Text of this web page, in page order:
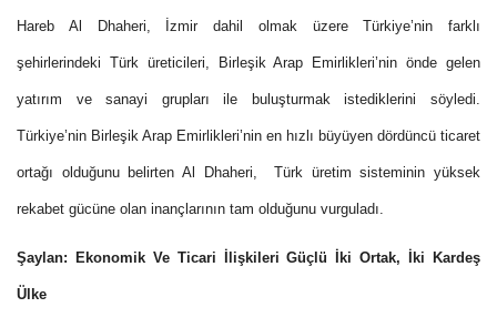
Hareb Al Dhaheri, İzmir dahil olmak üzere Türkiye’nin farklı
şehirlerindeki Türk üreticileri, Birleşik Arap Emirlikleri’nin önde gelen
yatırım ve sanayi grupları ile buluşturmak istediklerini söyledi.
Türkiye’nin Birleşik Arap Emirlikleri’nin en hızlı büyüyen dördüncü ticaret
ortağı olduğunu belirten Al Dhaheri, Türk üretim sisteminin yüksek
rekabet gücüne olan inançlarının tam olduğunu vurguladı.
Şaylan: Ekonomik Ve Ticari İlişkileri Güçlü İki Ortak, İki Kardeş
Ülke